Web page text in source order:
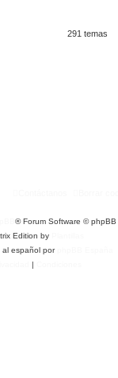
291 temas
® Forum Software © phpBB
Edition by
al español por
|